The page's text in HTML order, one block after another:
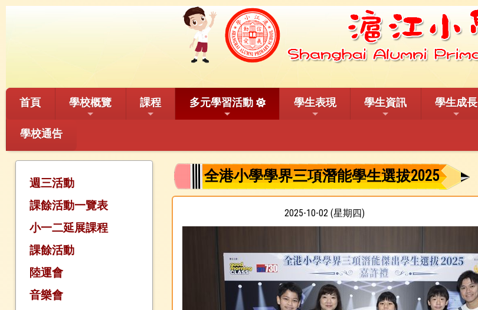
首頁 學校概覽 課程 多元學習活動 學生表現 學生資訊 學生成長
學校通告
週三活動
課餘活動一覽表
小一二延展課程
課餘活動
陸運會
音樂會
全港小學學界三項潛能學生選拔2025
2025-10-02 (星期四)